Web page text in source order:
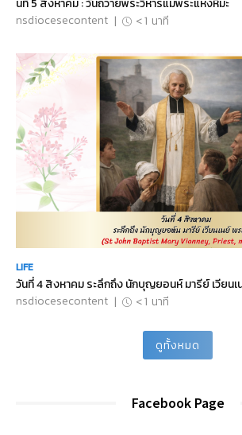
นที่ 5 สิงหาคม : วันถวายพระวิหารแม่พระแห่งหิมะ
nsdiocesecontent | < 1 นาที
LIFE
วันที่ 4 สิงหาคม ระลึกถึง นักบุญยอนห์ มารีย์ เวียน
nsdiocesecontent | < 1 นาที
ดูทั้งหมด
Facebook Page